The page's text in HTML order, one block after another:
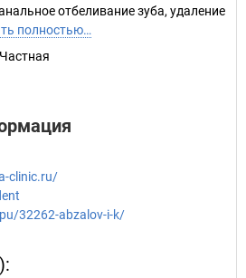
отбеливание зуба, удаление
полностью…
clinic.ru/
32262-abzalov-i-k/